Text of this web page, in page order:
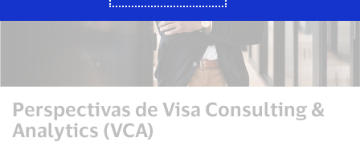
Perspectivas de Visa Consulting &
Analytics (VCA)